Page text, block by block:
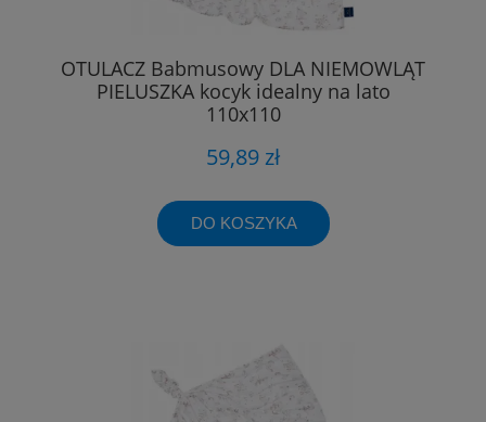
OTULACZ Babmusowy DLA NIEMOWLĄT
PIELUSZKA kocyk idealny na lato
110x110
59,89 zł
DO KOSZYKA